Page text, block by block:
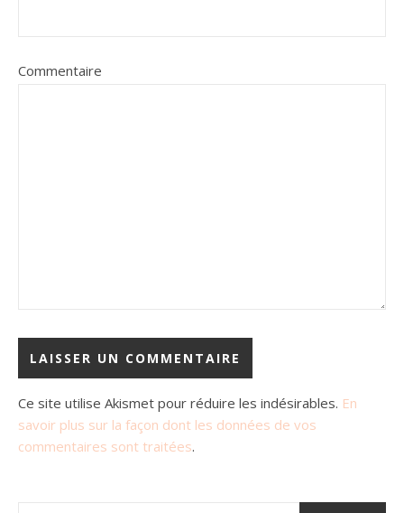
Commentaire
Ce site utilise Akismet pour réduire les indésirables. En
savoir plus sur la façon dont les données de vos
commentaires sont traitées.